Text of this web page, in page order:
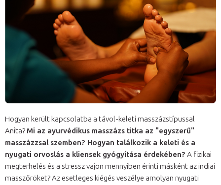
Hogyan került kapcsolatba a távol-keleti masszázstípussal
Anita? Mi az ayurvédikus masszázs titka az "egyszerű"
masszázzsal szemben? Hogyan találkozik a keleti és a
nyugati orvoslás a kliensek gyógyítása érdekében? A fizikai
megterhelés és a stressz vajon mennyiben érinti másként az indiai
masszőröket? Az esetleges kiégés veszélye amolyan nyugati